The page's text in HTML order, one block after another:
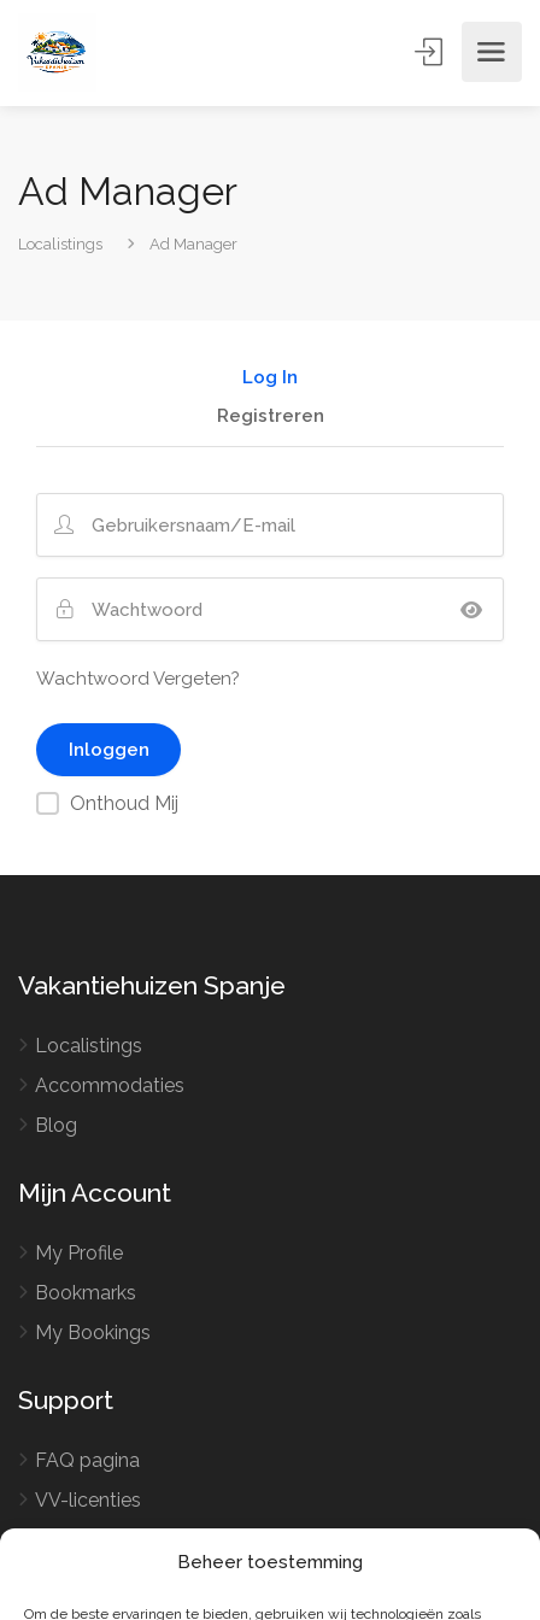
Beheer toestemming
Om de beste ervaringen te bieden, gebruiken wij technologieën zoals
Ad Manager
Localistings Ad Manager
Log In
Registreren
Wachtwoord Vergeten?
Onthoud Mij
Vakantiehuizen Spanje
Localistings
Accommodaties
Blog
Mijn Account
My Profile
Bookmarks
My Bookings
Support
FAQ pagina
VV-licenties
Voorwaarden en Privacy